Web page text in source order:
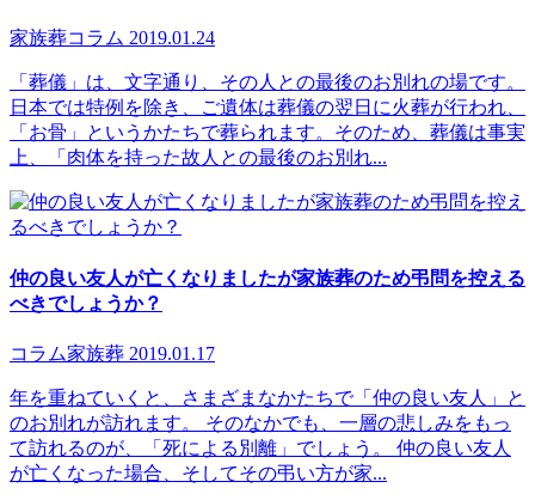
家族葬コラム 2019.01.24
「葬儀」は、文字通り、その人との最後のお別れの場です。
日本では特例を除き、ご遺体は葬儀の翌日に火葬が行われ、
「お骨」というかたちで葬られます。そのため、葬儀は事実
上、「肉体を持った故人との最後のお別れ...
仲の良い友人が亡くなりましたが家族葬のため弔問を控える
べきでしょうか？
コラム家族葬 2019.01.17
年を重ねていくと、さまざまなかたちで「仲の良い友人」と
のお別れが訪れます。 そのなかでも、一層の悲しみをもっ
て訪れるのが、「死による別離」でしょう。 仲の良い友人
が亡くなった場合、そしてその弔い方が家...